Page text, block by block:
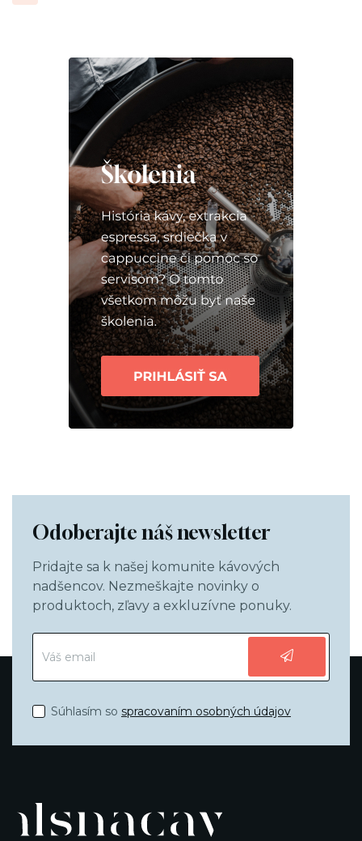
Odoberajte náš newsletter
Pridajte sa k našej komunite kávových
nadšencov. Nezmeškajte novinky o
produktoch, zľavy a exkluzívne ponuky.
Súhlasím so spracovaním osobných údajov